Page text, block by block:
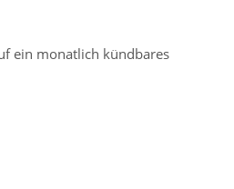
ein monatlich kündbares